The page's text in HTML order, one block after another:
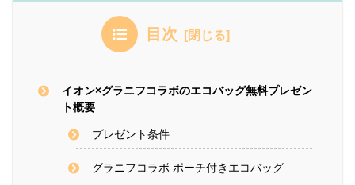
目次
イオン×グラニフコラボのエコバッグ無料プレゼン
ト概要
プレゼント条件
グラニフコラボ ポーチ付きエコバッグ